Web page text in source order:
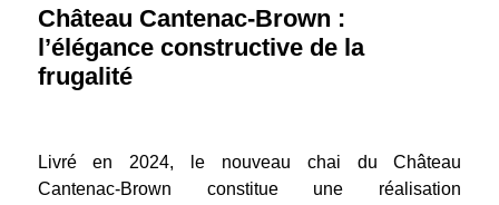
Château Cantenac-Brown :
l’élégance constructive de la
frugalité
Livré en 2024, le nouveau chai du Château
Cantenac-Brown constitue une réalisation